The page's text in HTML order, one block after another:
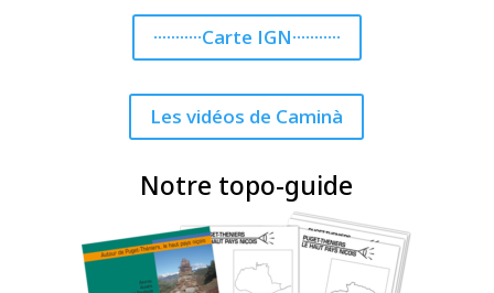
···········Carte IGN···········
Les vidéos de Caminà
Notre topo-guide